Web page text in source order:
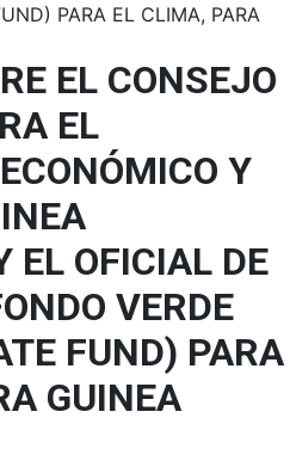
PARA EL CLIMA, PARA
EL CONSEJO
EL
Y
EL OFICIAL DE
VERDE
FUND) PARA
GUINEA